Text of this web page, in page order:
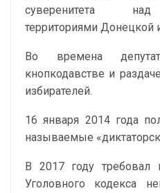
суверенитета над
территориями Донецкой
Во времена
кнопкодавстве и
избирателей.
16 января 2014 года
называемые
В 2017 году требовал
Уголовного кодекса